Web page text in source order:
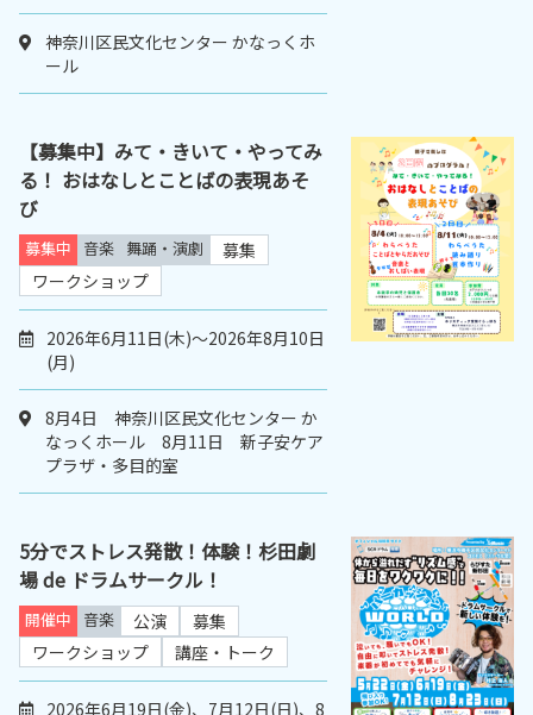
神奈川区民文化センター かなっくホ
ール
【募集中】みて・きいて・やってみ
る！ おはなしとことばの表現あそ
び
募集中 音楽 舞踊・演劇
募集
ワークショップ
2026年6月11日(木)～2026年8月10日
(月)
8月4日 神奈川区民文化センター か
なっくホール 8月11日 新子安ケア
プラザ・多目的室
5分でストレス発散！体験！杉田劇
場 de ドラムサークル！
開催中 音楽 公演
募集
ワークショップ
講座・トーク
2026年6月19日(金)、7月12日(日)、8